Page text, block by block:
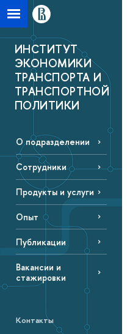
ИНСТИТУТ
ЭКОНОМИКИ
ТРАНСПОРТА И
ТРАНСПОРТНОЙ
ПОЛИТИКИ
О подразделении
Сотрудники
Продукты и услуги
Опыт
Публикации
Вакансии и
стажировки
Контакты